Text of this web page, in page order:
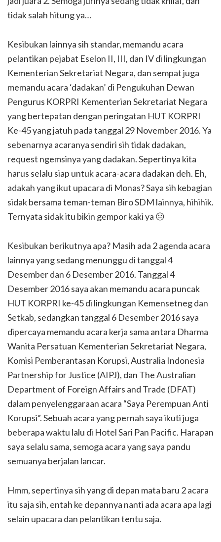
tidak salah hitung ya…
Kesibukan lainnya sih standar, memandu acara
pelantikan pejabat Eselon II, III, dan IV di lingkungan
Kementerian Sekretariat Negara, dan sempat juga
memandu acara ‘dadakan’ di Pengukuhan Dewan
Pengurus KORPRI Kementerian Sekretariat Negara
yang bertepatan dengan peringatan HUT KORPRI
Ke-45 yang jatuh pada tanggal 29 November 2016. Ya
sebenarnya acaranya sendiri sih tidak dadakan,
request ngemsinya yang dadakan. Sepertinya kita
harus selalu siap untuk acara-acara dadakan deh. Eh,
adakah yang ikut upacara di Monas? Saya sih kebagian
sidak bersama teman-teman Biro SDM lainnya, hihihik.
Ternyata sidak itu bikin gempor kaki ya 😐
Kesibukan berikutnya apa? Masih ada 2 agenda acara
lainnya yang sedang menunggu di tanggal 4
Desember dan 6 Desember 2016. Tanggal 4
Desember 2016 saya akan memandu acara puncak
HUT KORPRI ke-45 di lingkungan Kemensetneg dan
Setkab, sedangkan tanggal 6 Desember 2016 saya
dipercaya memandu acara kerja sama antara Dharma
Wanita Persatuan Kementerian Sekretariat Negara,
Komisi Pemberantasan Korupsi, Australia Indonesia
Partnership for Justice (AIPJ), dan The Australian
Department of Foreign Affairs and Trade (DFAT)
dalam penyelenggaraan acara “Saya Perempuan Anti
Korupsi”. Sebuah acara yang pernah saya ikuti juga
beberapa waktu lalu di Hotel Sari Pan Pacific. Harapan
saya selalu sama, semoga acara yang saya pandu
semuanya berjalan lancar.
Hmm, sepertinya sih yang di depan mata baru 2 acara
itu saja sih, entah ke depannya nanti ada acara apa lagi
selain upacara dan pelantikan tentu saja.